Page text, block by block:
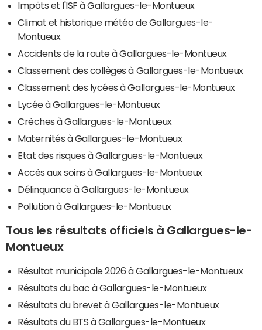
Impôts et l'ISF à Gallargues-le-Montueux
Climat et historique météo de Gallargues-le-
Montueux
Accidents de la route à Gallargues-le-Montueux
Classement des collèges à Gallargues-le-Montueux
Classement des lycées à Gallargues-le-Montueux
Lycée à Gallargues-le-Montueux
Crèches à Gallargues-le-Montueux
Maternités à Gallargues-le-Montueux
Etat des risques à Gallargues-le-Montueux
Accès aux soins à Gallargues-le-Montueux
Délinquance à Gallargues-le-Montueux
Pollution à Gallargues-le-Montueux
Tous les résultats officiels à Gallargues-le-
Montueux
Résultat municipale 2026 à Gallargues-le-Montueux
Résultats du bac à Gallargues-le-Montueux
Résultats du brevet à Gallargues-le-Montueux
Résultats du BTS à Gallargues-le-Montueux